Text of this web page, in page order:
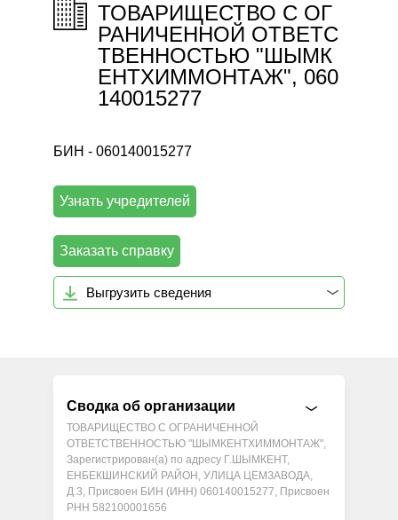
ТОВАРИЩЕСТВО С ОГ
РАНИЧЕННОЙ ОТВЕТС
ТВЕННОСТЬЮ "ШЫМК
ЕНТХИММОНТАЖ", 060
140015277
БИН - 060140015277
Узнать учредителей
Заказать справку
Выгрузить сведения
Сводка об организации
ТОВАРИЩЕСТВО С ОГРАНИЧЕННОЙ
ОТВЕТСТВЕННОСТЬЮ "ШЫМКЕНТХИММОНТАЖ",
Зарегистрирован(а) по адресу Г.ШЫМКЕНТ,
ЕНБЕКШИНСКИЙ РАЙОН, УЛИЦА ЦЕМЗАВОДА,
Д.3, Присвоен БИН (ИНН) 060140015277, Присвоен
РНН 582100001656